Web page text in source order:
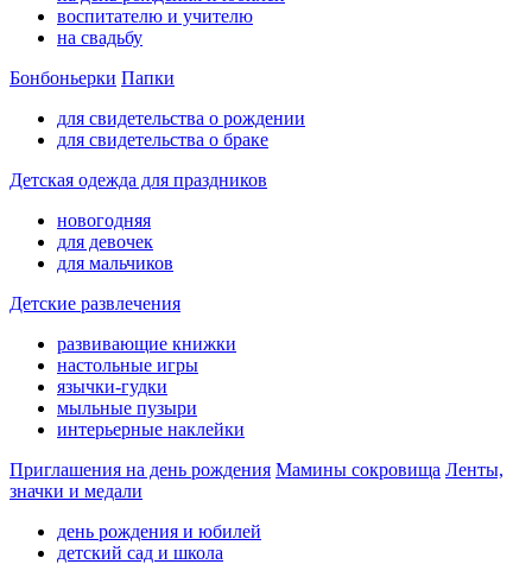
воспитателю и учителю
на свадьбу
Бонбоньерки Папки
для свидетельства о рождении
для свидетельства о браке
Детская одежда для праздников
новогодняя
для девочек
для мальчиков
Детские развлечения
развивающие книжки
настольные игры
язычки-гудки
мыльные пузыри
интерьерные наклейки
Приглашения на день рождения Мамины сокровища Ленты,
значки и медали
день рождения и юбилей
детский сад и школа